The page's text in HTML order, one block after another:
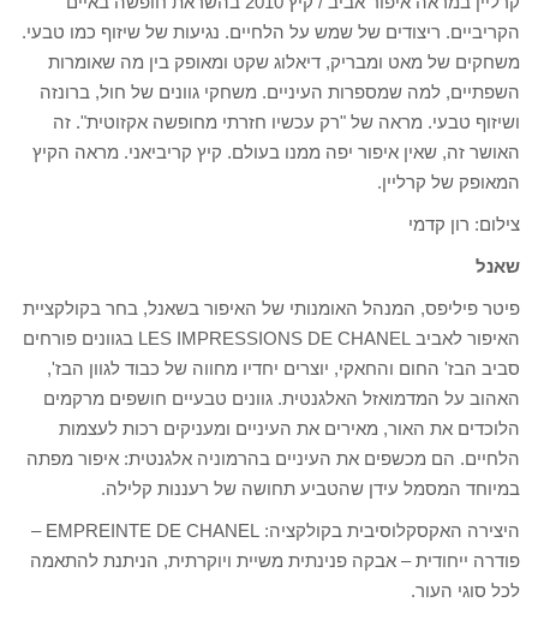
הקריביים. ריצודים של שמש על הלחיים. נגיעות של שיזוף כמו טבעי.
משחקים של מאט ומבריק, דיאלוג שקט ומאופק בין מה שאומרות
השפתיים, למה שמספרות העיניים. משחקי גוונים של חול, ברונזה
ושיזוף טבעי. מראה של "רק עכשיו חזרתי מחופשה אקזוטית". זה
האושר זה, שאין איפור יפה ממנו בעולם. קיץ קריביאני. מראה הקיץ
המאופק של קרליין.
צילום: רון קדמי
שאנל
פיטר פיליפס, המנהל האומנותי של האיפור בשאנל, בחר בקולקציית
האיפור לאביב LES IMPRESSIONS DE CHANEL בגוונים פורחים
סביב הבז' החום והחאקי, יוצרים יחדיו מחווה של כבוד לגוון הבז',
האהוב על המדמואזל האלגנטית. גוונים טבעיים חושפים מרקמים
הלוכדים את האור, מאירים את העיניים ומעניקים רכות לעצמות
הלחיים. הם מכשפים את העיניים בהרמוניה אלגנטית: איפור מפתה
במיוחד המסמל עידן שהטביע תחושה של רעננות קלילה.
היצירה האקסקלוסיבית בקולקציה: EMPREINTE DE CHANEL –
פודרה ייחודית – אבקה פנינתית משיית ויוקרתית, הניתנת להתאמה
לכל סוגי העור.